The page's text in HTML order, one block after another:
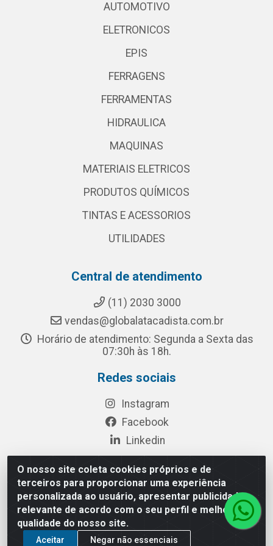
O nosso site coleta cookies próprios e de
terceiros para proporcionar uma experiência
personalizada ao usuário, apresentar publicidade
relevante de acordo com o seu perfil e melhorar a
qualidade do nosso site.
Aceitar Negar não essenciais
AUTOMOTIVO
ELETRONICOS
EPIS
FERRAGENS
FERRAMENTAS
HIDRAULICA
MAQUINAS
MATERIAIS ELETRICOS
PRODUTOS QUÍMICOS
TINTAS E ACESSORIOS
UTILIDADES
Central de atendimento
(11) 2030 3000
vendas@globalatacadista.com.br
Horário de atendimento: Segunda a Sexta das
07:30h às 18h.
Redes sociais
Instagram
Facebook
Linkedin
Rua Chipuê, 117 - S. Miguel Paulista São Paulo/SP - CEP
08010-260- CNPJ: 03.010.739/0001-72